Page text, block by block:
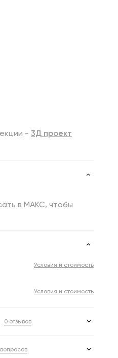
- 3Д проект
в МАКС, чтобы
Условия и стоимость
Условия и стоимость
0 отзывов